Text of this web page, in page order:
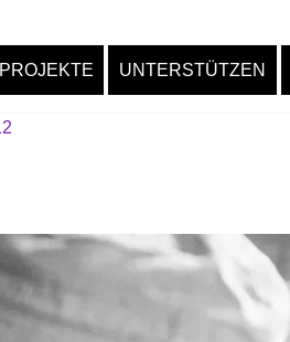
PROJEKTE UNTERSTÜTZEN